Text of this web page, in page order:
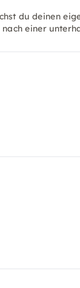
du deinen
einer